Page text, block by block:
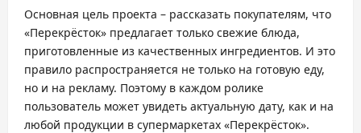
Основная цель проекта – рассказать покупателям, что
«Перекрёсток» предлагает только свежие блюда,
приготовленные из качественных ингредиентов. И это
правило распространяется не только на готовую еду,
но и на рекламу. Поэтому в каждом ролике
пользователь может увидеть актуальную дату, как и на
любой продукции в супермаркетах «Перекрёсток».